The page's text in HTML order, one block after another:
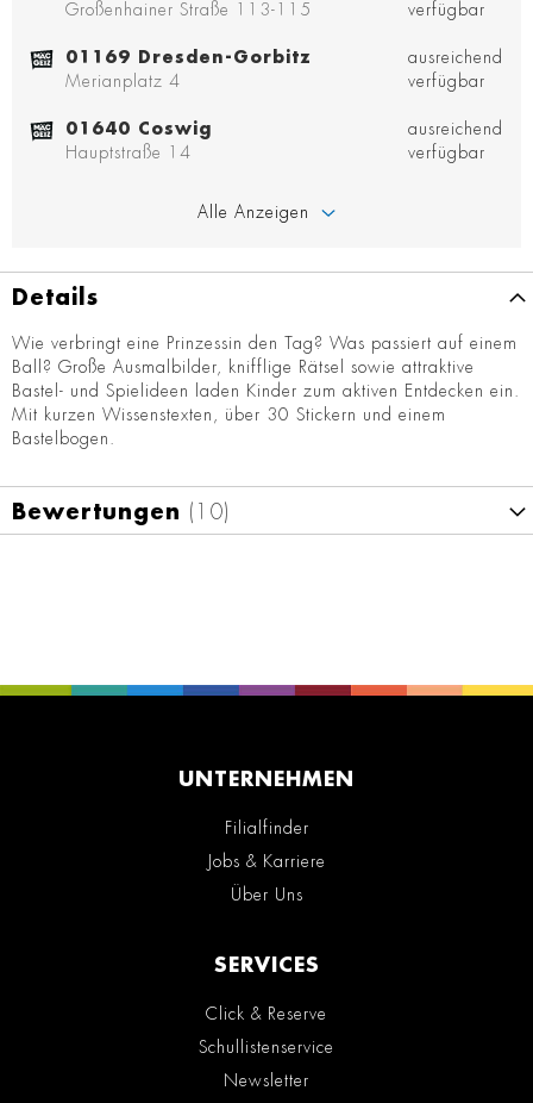
Großenhainer Straße 113-115
verfügbar
01169 Dresden-Gorbitz
Merianplatz 4
ausreichend
verfügbar
01640 Coswig
Hauptstraße 14
ausreichend
verfügbar
Alle Anzeigen
Details
Wie verbringt eine Prinzessin den Tag? Was passiert auf einem
Ball? Große Ausmalbilder, knifflige Rätsel sowie attraktive
Bastel- und Spielideen laden Kinder zum aktiven Entdecken ein.
Mit kurzen Wissenstexten, über 30 Stickern und einem
Bastelbogen.
Bewertungen 10
UNTERNEHMEN
Filialfinder
Jobs & Karriere
Über Uns
SERVICES
Click & Reserve
Schullistenservice
Newsletter